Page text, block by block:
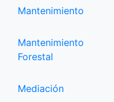
Mantenimiento
Mantenimiento
Forestal
Mediación